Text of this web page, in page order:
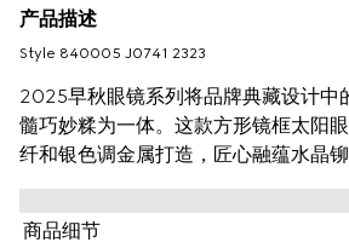
产品描述
Style ‎840005 J0741 2323
2025早秋眼镜系列将品牌典藏设计中
髓巧妙糅为一体。这款方形镜框太阳
纤和银色调金属打造，匠心融蕴水晶
G。
商品细节